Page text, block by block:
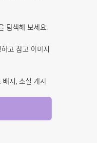
탐색해 보세요.
고 참고 이미지
지, 소셜 게시